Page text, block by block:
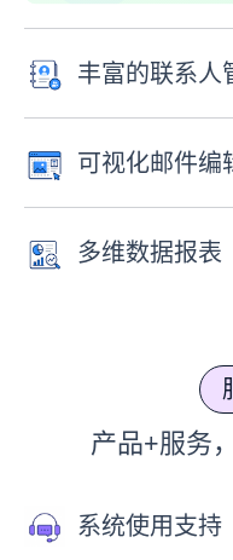
丰富的联系人
可视化邮件编
多维数据报表
产品+服务
系统使用支持